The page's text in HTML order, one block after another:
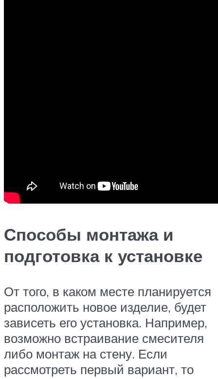
Способы монтажа и
подготовка к установке
От того, в каком месте планируется
расположить новое изделие, будет
зависеть его установка. Например,
возможно встраивание смесителя
либо монтаж на стену. Если
рассмотреть первый вариант, то